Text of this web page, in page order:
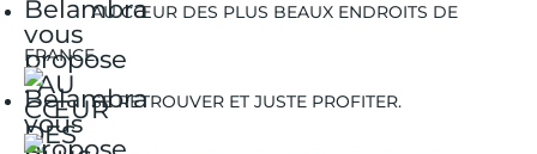
AU CŒUR DES PLUS BEAUX ENDROITS DE
FRANCE.
SE RETROUVER ET JUSTE PROFITER.